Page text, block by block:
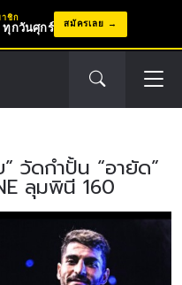
าชิก
ทุกวันศุกร์ สมัครเลย
วัดกำปั้น “อายัด”
ลุมพินี 160